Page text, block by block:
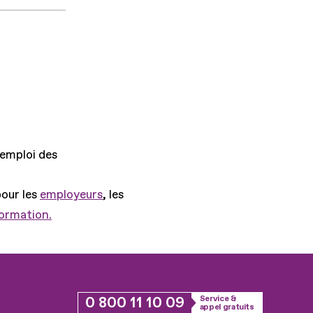
des
les employeurs, les
0 800 11 10 09
Service &
appel gratuits